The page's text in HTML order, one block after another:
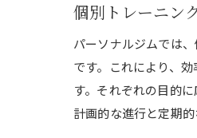
個別トレーニン
パーソナルジムでは
です。これにより、
す。それぞれの目的
計画的な進行と定期